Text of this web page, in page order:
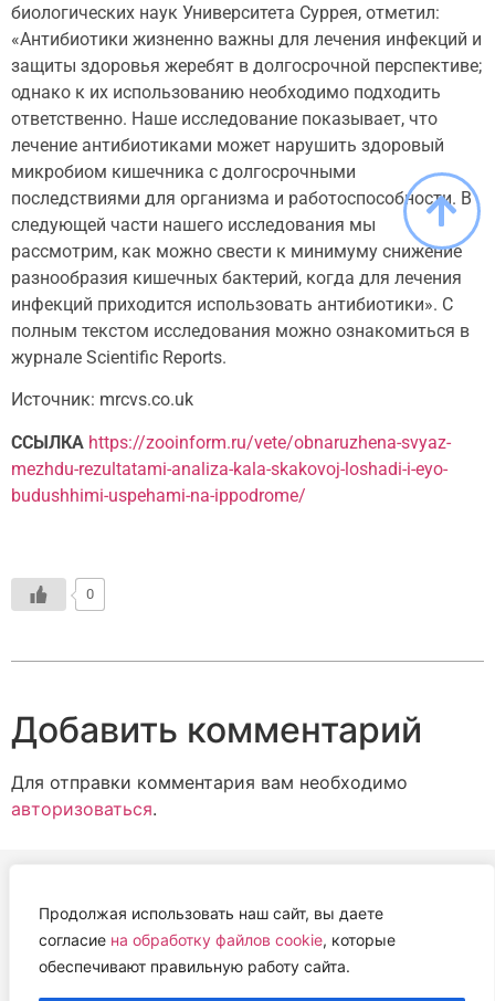
Продолжая использовать наш сайт, вы даете
согласие на обработку файлов cookie, которые
обеспечивают правильную работу сайта.
биологических наук Университета Суррея, отметил:
«Антибиотики жизненно важны для лечения инфекций и
защиты здоровья жеребят в долгосрочной перспективе;
однако к их использованию необходимо подходить
ответственно. Наше исследование показывает, что
лечение антибиотиками может нарушить здоровый
микробиом кишечника с долгосрочными
последствиями для организма и работоспособности. В
следующей части нашего исследования мы
рассмотрим, как можно свести к минимуму снижение
разнообразия кишечных бактерий, когда для лечения
инфекций приходится использовать антибиотики». С
полным текстом исследования можно ознакомиться в
журнале Scientific Reports.
Источник: mrcvs.co.uk
ССЫЛКА https://zooinform.ru/vete/obnaruzhena-svyaz-
mezhdu-rezultatami-analiza-kala-skakovoj-loshadi-i-eyo-
budushhimi-uspehami-na-ippodrome/
0
Добавить комментарий
Для отправки комментария вам необходимо
авторизоваться.
АВТОНОМНАЯ НЕКОММЕРЧЕСКАЯ ОРГАНИЗАЦИЯ
«ЦЕНТР ВЕТЕРИНАРНОЙ ТЕРАПИИ, ИММУНОЛОГИИ И
ИММУНОПАТОЛОГИИ» (ЦВЕТИ)